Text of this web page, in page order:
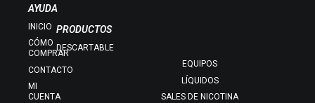
AYUDA
INICIO
CÓMO
COMPRAR
CONTACTO
MI
CUENTA
PRODUCTOS
DESCARTABLE
EQUIPOS
LÍQUIDOS
SALES DE NICOTINA